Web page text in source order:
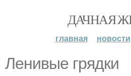
ДАЧНАЯ
главная новости
Ленивые грядки